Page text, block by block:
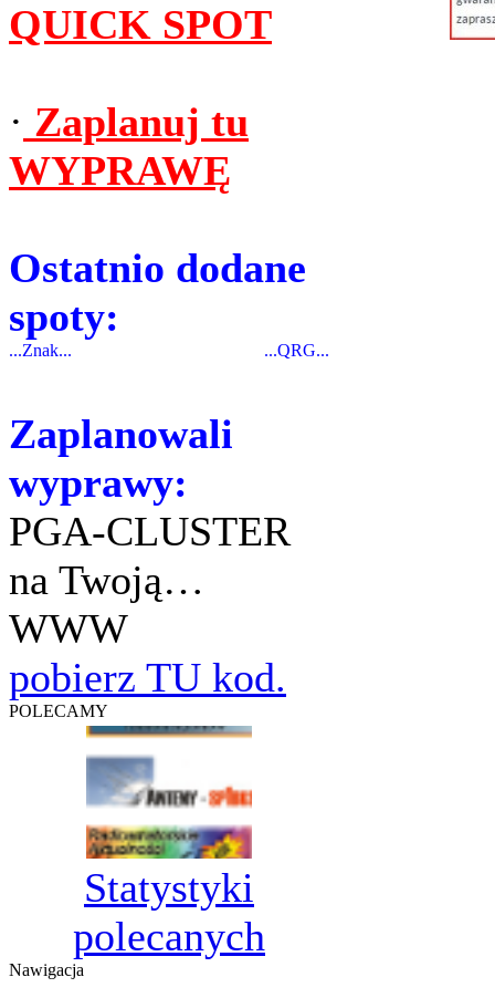
QUICK SPOT
· Zaplanuj tu
WYPRAWĘ
Ostatnio dodane
spoty:
...Znak... ...QRG...
Zaplanowali
wyprawy:
PGA-CLUSTER
na Twoją…
WWW
pobierz TU kod.
POLECAMY
Statystyki
polecanych
Nawigacja